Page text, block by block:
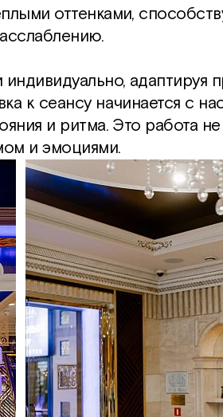
оттенками,
адаптируя
к сеансу начинается с
и ритма. Это работа
и эмоциями.